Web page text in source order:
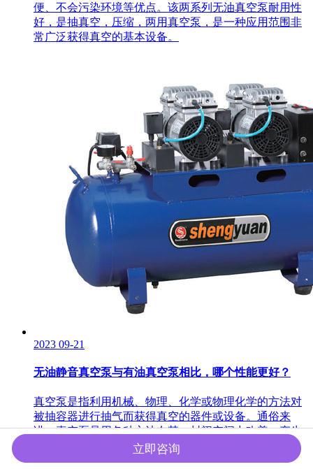
便、不会污染环境等优点。该两系列无油真空泵耐用性
好，是抽真空，压缩，两用真空泵，是一种应用范围非
常广泛获得真空的基本设备。
2023 09-21
无油静音真空泵与有油真空泵相比，哪个性能更好？
真空泵是指利用机械、物理、化学或物理化学的方法对
被抽容器进行抽气而获得真空的器件或设备。通俗来
讲，真空泵是用各种方法在某一封闭空间中改善、产生
和维持真空的装置。按是否用到真空泵有划分，真空泵
基本上可以分为两种类型，即无油真空泵和有油真空
立即咨询